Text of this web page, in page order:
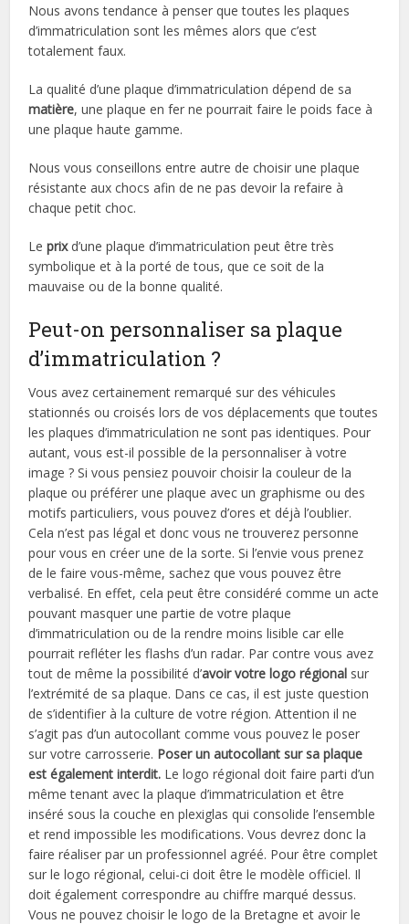
Nous avons tendance à penser que toutes les plaques
d’immatriculation sont les mêmes alors que c’est
totalement faux.
La qualité d’une plaque d’immatriculation dépend de sa
matière, une plaque en fer ne pourrait faire le poids face à
une plaque haute gamme.
Nous vous conseillons entre autre de choisir une plaque
résistante aux chocs afin de ne pas devoir la refaire à
chaque petit choc.
Leprix d’une plaque d’immatriculation peut être très
symbolique et à la porté de tous, que ce soit de la
mauvaise ou de la bonne qualité.
Peut-on personnaliser sa plaque
d’immatriculation ?
Vous avez certainement remarqué sur des véhicules
stationnés ou croisés lors de vos déplacements que toutes
les plaques d’immatriculation ne sont pas identiques. Pour
autant, vous est-il possible de la personnaliser à votre
image ? Si vous pensiez pouvoir choisir la couleur de la
plaque ou préférer une plaque avec un graphisme ou des
motifs particuliers, vous pouvez d’ores et déjà l’oublier.
Cela n’est pas légal et donc vous ne trouverez personne
pour vous en créer une de la sorte. Si l’envie vous prenez
de le faire vous-même, sachez que vous pouvez être
verbalisé. En effet, cela peut être considéré comme un acte
pouvant masquer une partie de votre plaque
d’immatriculation ou de la rendre moins lisible car elle
pourrait refléter les flashs d’un radar. Par contre vous avez
tout de même la possibilité d’avoir votre logo régional sur
l’extrémité de sa plaque. Dans ce cas, il est juste question
de s’identifier à la culture de votre région. Attention il ne
s’agit pas d’un autocollant comme vous pouvez le poser
sur votre carrosserie. Poser un autocollant sur sa plaque
est également interdit. Le logo régional doit faire parti d’un
même tenant avec la plaque d’immatriculation et être
inséré sous la couche en plexiglas qui consolide l’ensemble
et rend impossible les modifications. Vous devrez donc la
faire réaliser par un professionnel agréé. Pour être complet
sur le logo régional, celui-ci doit être le modèle officiel. Il
doit également correspondre au chiffre marqué dessus.
Vous ne pouvez choisir le logo de la Bretagne et avoir le